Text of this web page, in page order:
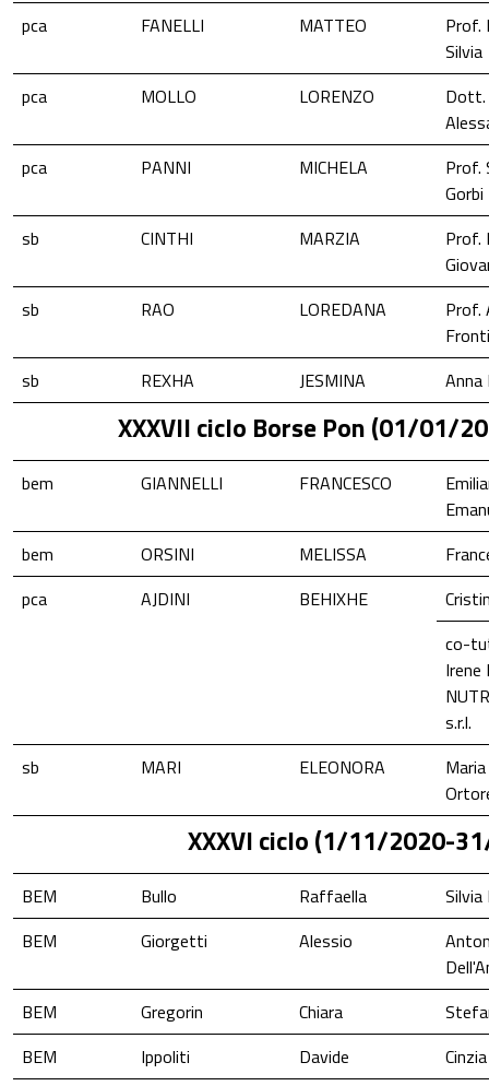
pca
FANELLI MATTEO
Prof.
Silvia
pca
MOLLO LORENZO
Dott.
pca
PANNI MICHELA
Prof.
Gorbi
sb
CINTHI MARZIA
Prof.
sb
RAO LOREDANA
Prof.
sb
REXHA JESMINA Anna
XXXVII ciclo Borse Pon (01/01/
bem GIANNELLI FRANCESCO
bem
ORSINI MELISSA
pca
AJDINI BEHIXHE
co-
Irene
s.r.l.
sb
MARI ELEONORA
XXXVI ciclo (1/11/2020-
BEM Bullo Raffaella
Silvia
BEM
Giorgetti Alessio
BEM
Gregorin Chiara
BEM
Ippoliti Davide